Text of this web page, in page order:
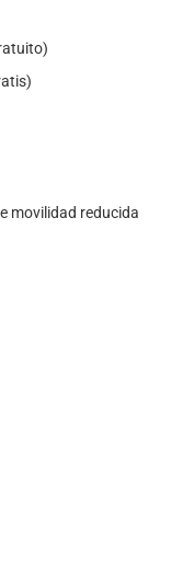
movilidad reducida